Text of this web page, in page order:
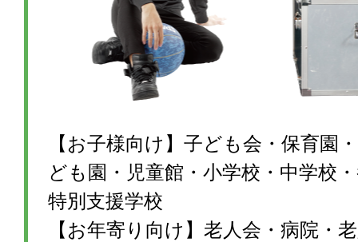
【お子様向け】子ども会・保育園
ども園・児童館・小学校・中学校
特別支援学校
【お年寄り向け】老人会・病院・